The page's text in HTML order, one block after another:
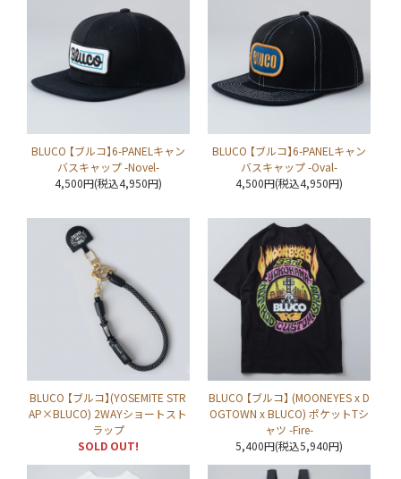
BLUCO 【ブルコ】6-PANELキャン
バスキャップ -Novel-
4,500円(税込4,950円)
BLUCO 【ブルコ】6-PANELキャン
バスキャップ -Oval-
4,500円(税込4,950円)
BLUCO 【ブルコ】(YOSEMITE STR
AP×BLUCO) 2WAYショートスト
ラップ
SOLD OUT!
BLUCO 【ブルコ】 (MOONEYES x D
OGTOWN x BLUCO) ポケットTシ
ャツ -Fire-
5,400円(税込5,940円)